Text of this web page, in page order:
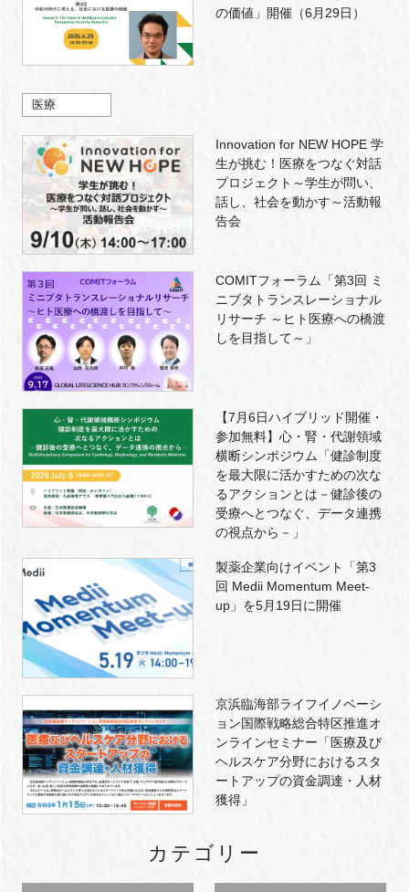
の価値」開催（6月29日）
医療
Innovation for NEW HOPE 学
生が挑む！医療をつなぐ対話
プロジェクト～学生が問い、
話し、社会を動かす～活動報
告会
COMITフォーラム「第3回 ミ
ニブタトランスレーショナル
リサーチ ～ヒト医療への橋渡
しを目指して～」
【7月6日ハイブリッド開催・
参加無料】心・腎・代謝領域
横断シンポジウム「健診制度
を最大限に活かすための次な
るアクションとは－健診後の
受療へとつなぐ、データ連携
の視点から－」
製薬企業向けイベント「第3
回 Medii Momentum Meet-
up」を5月19日に開催
京浜臨海部ライフイノベーシ
ョン国際戦略総合特区推進オ
ンラインセミナー「医療及び
ヘルスケア分野におけるスタ
ートアップの資金調達・人材
獲得」
カテゴリー